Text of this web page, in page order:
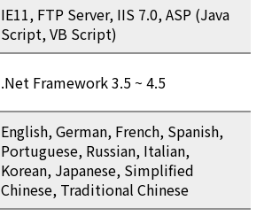
IE11, FTP Server, IIS 7.0, ASP (Java
Script, VB Script)
.Net Framework 3.5 ~ 4.5
English, German, French, Spanish,
Portuguese, Russian, Italian,
Korean, Japanese, Simplified
Chinese, Traditional Chinese